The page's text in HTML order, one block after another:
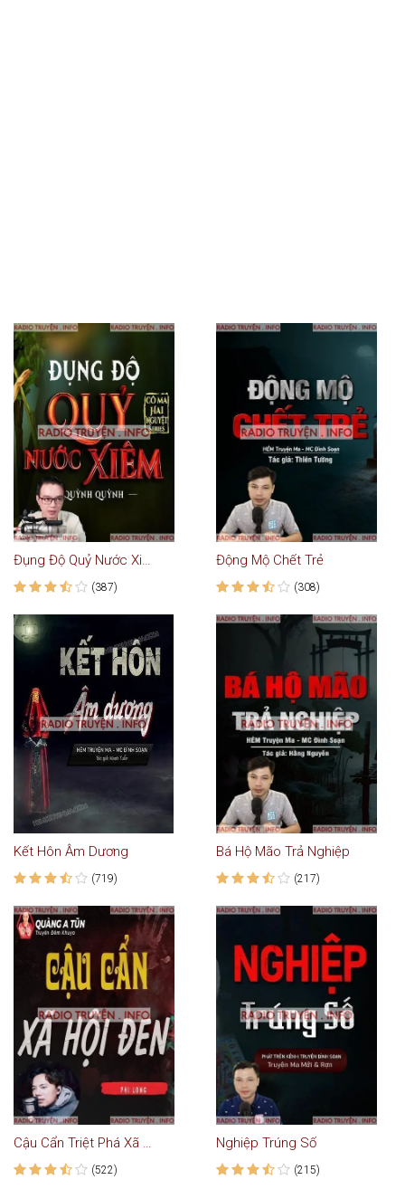
Đụng Độ Quỷ Nước Xiêm
(387)
Động Mộ Chết Trẻ
(308)
Kết Hôn Âm Dương
(719)
Bá Hộ Mão Trả Nghiệp
(217)
Cậu Cẩn Triệt Phá Xã Hội Đen
(522)
Nghiệp Trúng Số
(215)